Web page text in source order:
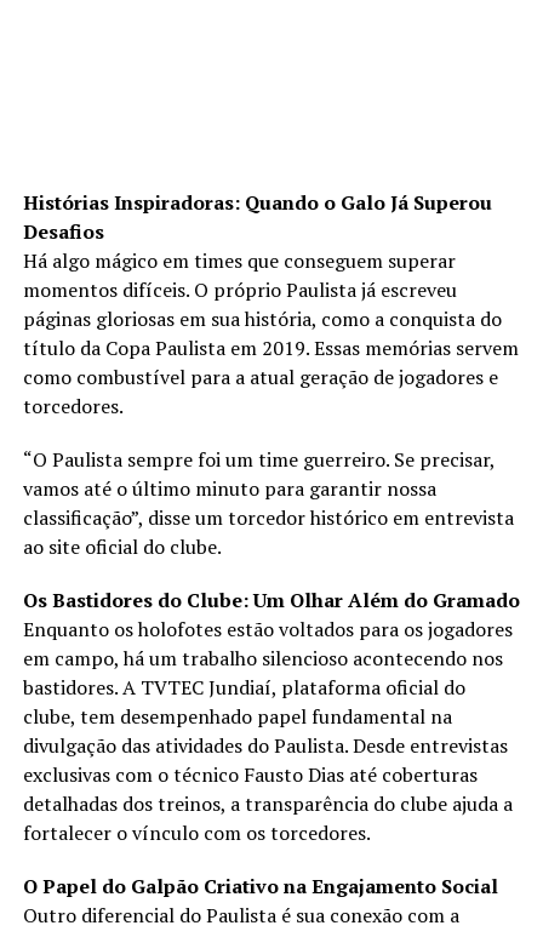
Histórias Inspiradoras: Quando o Galo Já Superou
Desafios
Há algo mágico em times que conseguem superar
momentos difíceis. O próprio Paulista já escreveu
páginas gloriosas em sua história, como a conquista do
título da Copa Paulista em 2019. Essas memórias servem
como combustível para a atual geração de jogadores e
torcedores.
“O Paulista sempre foi um time guerreiro. Se precisar,
vamos até o último minuto para garantir nossa
classificação”, disse um torcedor histórico em entrevista
ao site oficial do clube.
Os Bastidores do Clube: Um Olhar Além do Gramado
Enquanto os holofotes estão voltados para os jogadores
em campo, há um trabalho silencioso acontecendo nos
bastidores. A TVTEC Jundiaí, plataforma oficial do
clube, tem desempenhado papel fundamental na
divulgação das atividades do Paulista. Desde entrevistas
exclusivas com o técnico Fausto Dias até coberturas
detalhadas dos treinos, a transparência do clube ajuda a
fortalecer o vínculo com os torcedores.
O Papel do Galpão Criativo na Engajamento Social
Outro diferencial do Paulista é sua conexão com a